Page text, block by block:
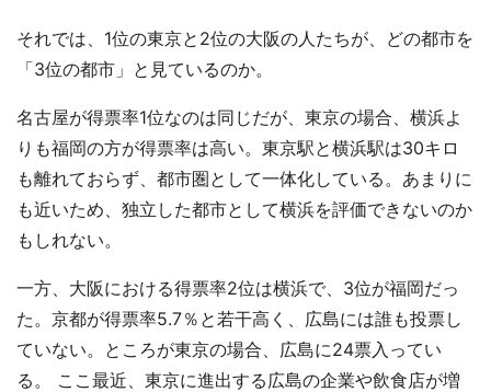
それでは、1位の東京と2位の大阪の人たちが、どの都市を
「3位の都市」と見ているのか。
名古屋が得票率1位なのは同じだが、東京の場合、横浜よ
りも福岡の方が得票率は高い。東京駅と横浜駅は30キロ
も離れておらず、都市圏として一体化している。あまりに
も近いため、独立した都市として横浜を評価できないのか
もしれない。
一方、大阪における得票率2位は横浜で、3位が福岡だっ
た。京都が得票率5.7％と若干高く、広島には誰も投票し
ていない。ところが東京の場合、広島に24票入ってい
る。 ここ最近、東京に進出する広島の企業や飲食店が増